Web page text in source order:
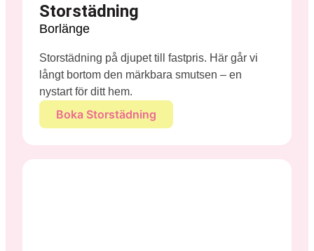
Storstädning
Borlänge
Storstädning på djupet till fastpris. Här går vi
långt bortom den märkbara smutsen – en
nystart för ditt hem.
Boka Storstädning